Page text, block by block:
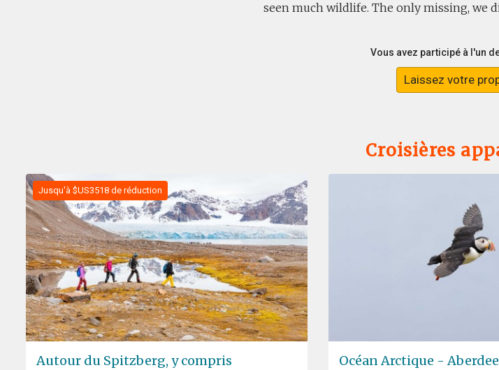
seen much wildlife. The only missing, we
Vous avez participé à l'un
Laissez votre
Croisières
Jusqu'à $US3518 de réduction
Autour du Spitzberg, y compris
Océan Arctique -